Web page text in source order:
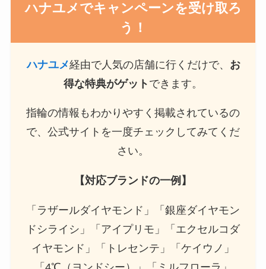
ハナユメでキャンペーンを受け取ろ
う！
ハナユメ経由で人気の店舗に行くだけで、 お
得な特典がゲット できます。
指輪の情報もわかりやすく掲載されているの
で、公式サイトを一度チェックしてみてくだ
さい。
【対応ブランドの一例】
「ラザールダイヤモンド」「銀座ダイヤモン
ドシライシ」「アイプリモ」「エクセルコダ
イヤモンド」「トレセンテ」「ケイウノ」